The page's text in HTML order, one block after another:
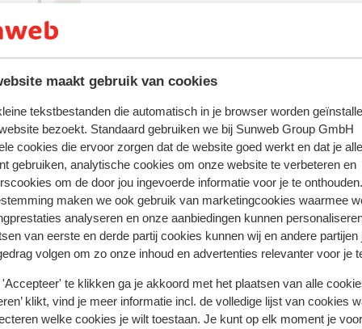
maakt gebruik van cookies
tekstbestanden die automatisch in je browser worden
bezoekt. Standaard gebruiken we bij Sunweb Group GmbH
cookies die ervoor zorgen dat de website goed werkt en dat je
gebruiken, analytische cookies om onze website te verbeteren en
om de door jou ingevoerde informatie voor je te
maken we ook gebruik van marketingcookies waarmee
analyseren en onze aanbiedingen kunnen
van eerste en derde partij cookies kunnen wij en andere partijen
volgen om zo onze inhoud en advertenties relevanter voor je
'Accepteer' te klikken ga je akkoord met het plaatsen van alle
klikt, vind je meer informatie incl. de volledige lijst van cookies
welke cookies je wilt toestaan. Je kunt op elk moment je
Accommodatie zelf was goed alleen tegen over was
Accommodatie zelf was goed alleen tegen over was
AnoniemMet familie
In de buurt
Strand: 300 m
In het centrum
Aan de boulevard
Luchthaven: 40 km